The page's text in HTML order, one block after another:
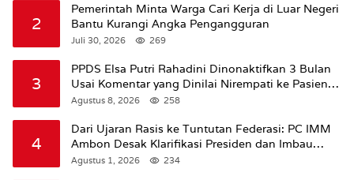
2
Pemerintah Minta Warga Cari Kerja di Luar Negeri
Bantu Kurangi Angka Pengangguran
Juli 30, 2026 269
3
PPDS Elsa Putri Rahadini Dinonaktifkan 3 Bulan
Usai Komentar yang Dinilai Nirempati ke Pasien
BPJS
Agustus 8, 2026 258
4
Dari Ujaran Rasis ke Tuntutan Federasi: PC IMM
Ambon Desak Klarifikasi Presiden dan Imbau
Tunda Pengibaran Bendera Merah Putih Di
Agustus 1, 2026 234